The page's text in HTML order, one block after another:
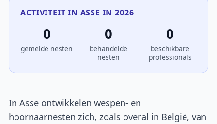
ACTIVITEIT IN ASSE IN 2026
0
gemelde nesten
0
behandelde
nesten
0
beschikbare
professionals
In Asse ontwikkelen wespen- en
hoornaarnesten zich, zoals overal in België, van